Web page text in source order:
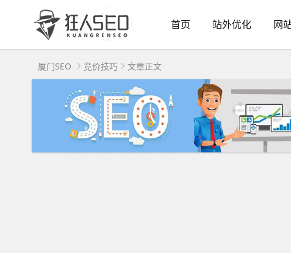
首页 站外优化 网
厦门SEO 竞价技巧 文章正文